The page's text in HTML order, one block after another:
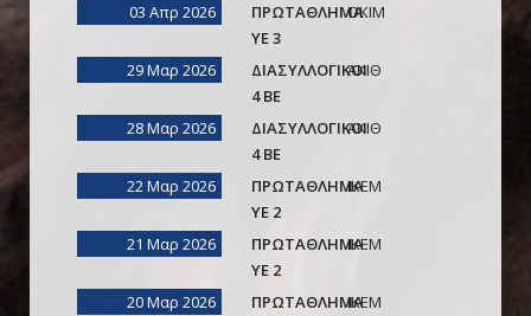
03 Απρ 2026
ΠΡΩΤΑΘΛΗΜΑ
ΥΕ 3
ΟΚΙΜ
29 Μαρ 2026
ΔΙΑΣΥΛΛΟΓΙΚΟΙ
4 ΒΕ
ΑΚΙΘ
28 Μαρ 2026
ΔΙΑΣΥΛΛΟΓΙΚΟΙ
4 ΒΕ
ΑΚΙΘ
22 Μαρ 2026
ΠΡΩΤΑΘΛΗΜΑ
ΥΕ 2
ΙΚΕΜ
21 Μαρ 2026
ΠΡΩΤΑΘΛΗΜΑ
ΥΕ 2
ΙΚΕΜ
20 Μαρ 2026
ΠΡΩΤΑΘΛΗΜΑΙΚΕΜ